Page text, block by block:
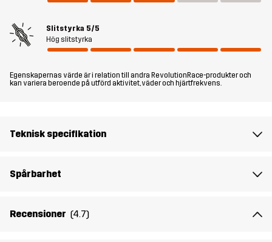
Killmodellen är 164 cm lång och bär storlek 164
Material 2 88% Polyamid, 12% Elastan
Foder
Slitstyrka 5/5
Hög slitstyrka
Egenskapernas värde är i relation till andra RevolutionRace-produkter och
kan variera beroende på utförd aktivitet, väder och hjärtfrekvens.
Teknisk specifikation
Spårbarhet
Recensioner (4.7)